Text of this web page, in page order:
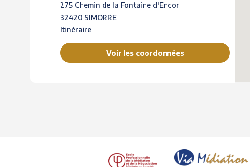
275 Chemin de la Fontaine d'Encor
32420 SIMORRE
Itinéraire
Voir les coordonnées